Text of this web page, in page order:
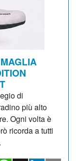
di
più alto
Ogni volta è
ricorda a tutti